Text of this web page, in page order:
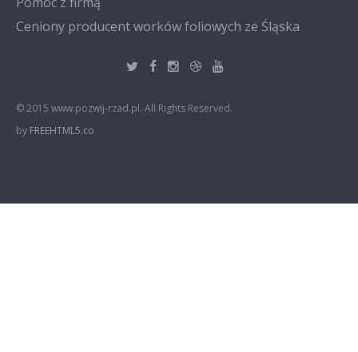
Ceniony producent worków foliowych ze Śląska
© 2015 www.pozwij-rzad.pl. All Rights Reserved.
by FREEHTML5.co